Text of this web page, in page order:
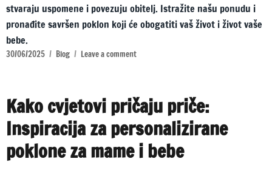
stvaraju uspomene i povezuju obitelj. Istražite našu ponudu i
pronađite savršen poklon koji će obogatiti vaš život i život vaše
bebe.
30/06/2025 Blog Leave a comment
Kako cvjetovi pričaju priče:
Inspiracija za personalizirane
poklone za mame i bebe